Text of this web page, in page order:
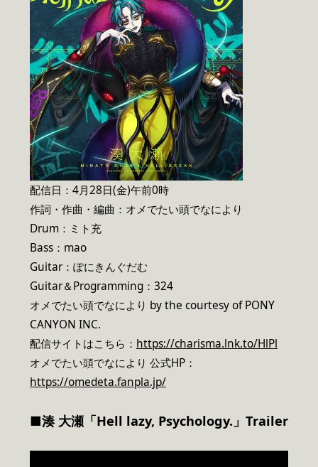
配信日：4月28日(金)午前0時
作詞・作曲・編曲：オメでたい頭でなにより
Drum：ミト充
Bass：mao
Guitar：ぽにきんぐだむ
Guitar＆Programming：324
オメでたい頭でなにより by the courtesy of PONY
CANYON INC.
配信サイトはこちら： https://charisma.lnk.to/HlPl
オメでたい頭でなにより 公式HP：
https://omedeta.fanpla.jp/
■湊 大瀬「Hell lazy, Psychology.」Trailer